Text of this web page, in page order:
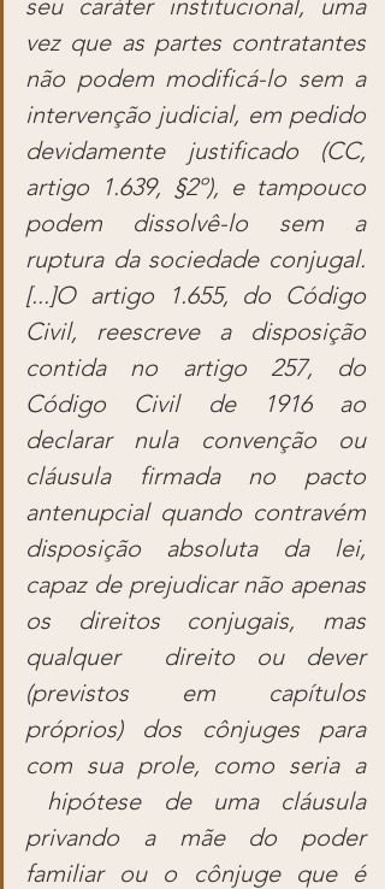
seu caráter institucional, uma
vez que as partes contratantes
não podem modificá-lo sem a
intervenção judicial, em pedido
devidamente justificado (CC,
artigo 1.639, §2º), e tampouco
podem dissolvê-lo sem a
ruptura da sociedade conjugal.
[...]O artigo 1.655, do Código
Civil, reescreve a disposição
contida no artigo 257, do
Código Civil de 1916 ao
declarar nula convenção ou
cláusula firmada no pacto
antenupcial quando contravém
disposição absoluta da lei,
capaz de prejudicar não apenas
os direitos conjugais, mas
qualquer  direito ou dever
(previstos em capítulos
próprios) dos cônjuges para
com sua prole, como seria a
hipótese de uma cláusula
privando a mãe do poder
familiar ou o cônjuge que é